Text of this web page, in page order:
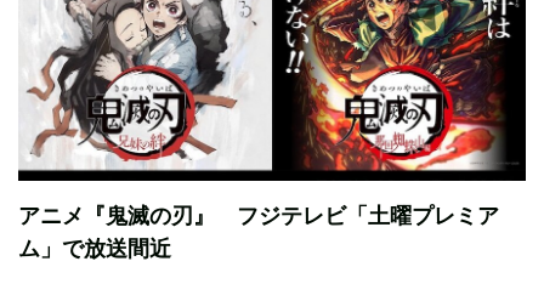
アニメ『鬼滅の刃』 フジテレビ「土曜プレミア
ム」で放送間近